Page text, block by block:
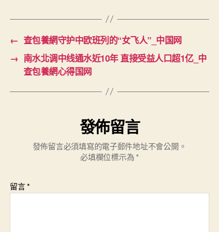
← 查包養網守护中欧班列的“女飞人”_中国网
→ 南水北调中线通水近10年 直接受益人口超1亿_中
查包養網心得国网
發佈留言
發佈留言必須填寫的電子郵件地址不會公開。
必填欄位標示為 *
留言*